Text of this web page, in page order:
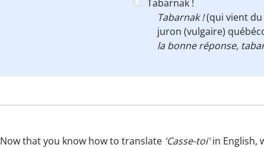
Tabarnak !
Tabarnak !(qui vient
juron (vulgaire)
la bonne réponse,
Now that you know how to translate 'Casse-toi'in English,